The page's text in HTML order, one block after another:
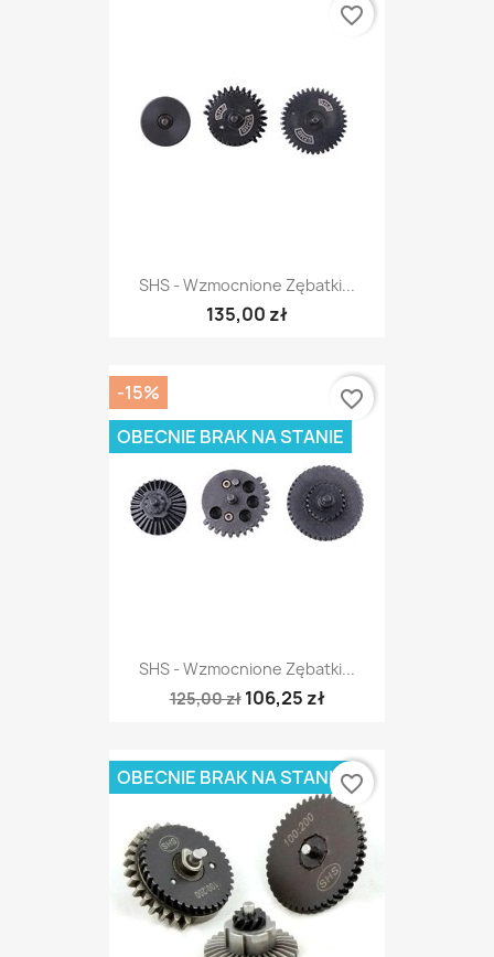
SHS - Wzmocnione Zębatki...
135,00 zł
favorite_border
SHS - Wzmocnione Zębatki...
125,00 zł 106,25 zł
-15%
OBECNIE BRAK NA STANIE
favorite_border
OBECNIE BRAK NA STANIEfavorite_border